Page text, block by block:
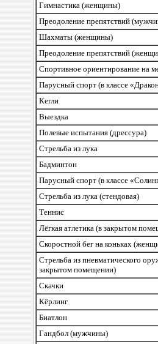
Гимнастика (женщины)
Преодоление препятствий
Шахматы (женщины)
Преодоление препятствий
Спортивное ориентирование на
Парусный спорт (в классе
Кегли
Выездка
Полевые испытания (дрессура)
Стрельба из лука
Бадминтон
Парусный спорт (в классе
Стрельба из лука (стендовая)
Теннис
Лёгкая атлетика (в закрытом
Скоростной бег на коньках
Стрельба из пневматического
закрытом помещении)
Скачки
Кёрлинг
Биатлон
Гандбол (мужчины)